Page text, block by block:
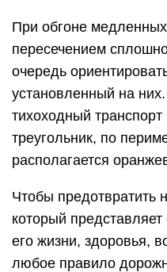
При обгоне
пересечением
очередь
установленный на
тихоходный
треугольник, по
располагается
Чтобы предотвратить
который
его жизни, здоровья,
любое правило